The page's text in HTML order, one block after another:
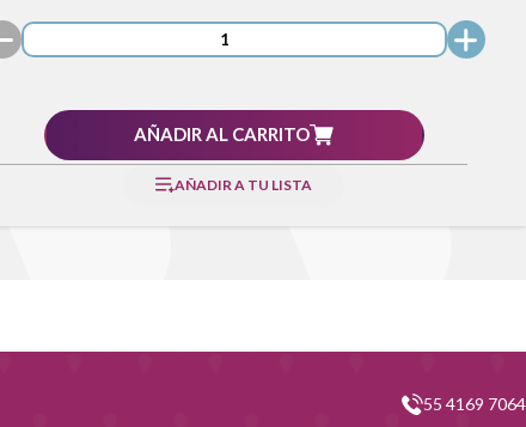
AÑADIR AL CARRITO
AÑADIR A TU LISTA
55 4169 7064